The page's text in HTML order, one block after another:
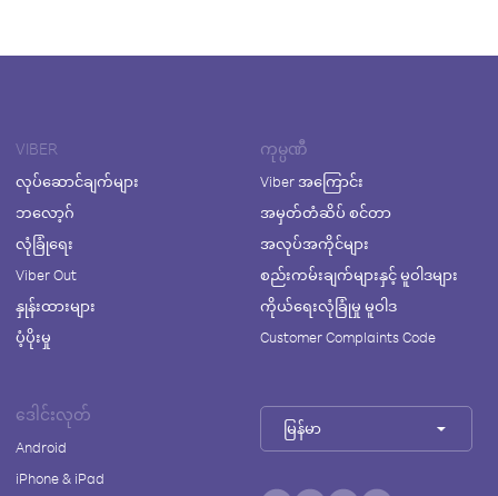
VIBER
လုပ်ဆောင်ချက်များ
ဘလော့ဂ်
လုံခြုံရေး
Viber Out
နှုန်းထားများ
ပံ့ပိုးမှု
ကုမ္ပဏီ
Viber အကြောင်း
အမှတ်တံဆိပ် စင်တာ
အလုပ်အကိုင်များ
စည်းကမ်းချက်များနှင့် မူဝါဒများ
ကိုယ်ရေးလုံခြုံမှု မူဝါဒ
Customer Complaints Code
ဒေါင်းလုတ်
Android
iPhone & iPad
မြန်မာ